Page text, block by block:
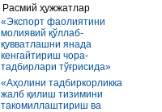
Расмий ҳужжатлар
«Экспорт фаолиятини
молиявий қўллаб-
қувватлашни янада
кенгайтириш чора-
тадбирлари тўғрисида»
«Аҳолини тадбиркорликка
жалб қилиш тизимини
такомиллаштириш ва